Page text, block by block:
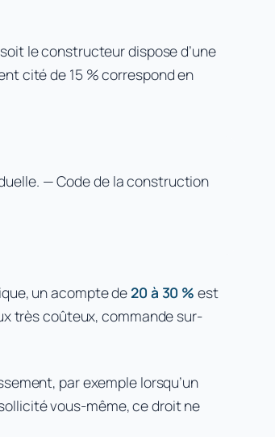
le constructeur dispose d’une
cité de 15 % correspond en
— Code de la construction
un acompte de20 à 30 % est
très coûteux, commande sur-
par exemple lorsqu’un
vous-même, ce droit ne